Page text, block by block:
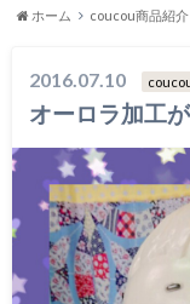
ホーム coucou商品紹介
2016.07.10
オーロラ加工